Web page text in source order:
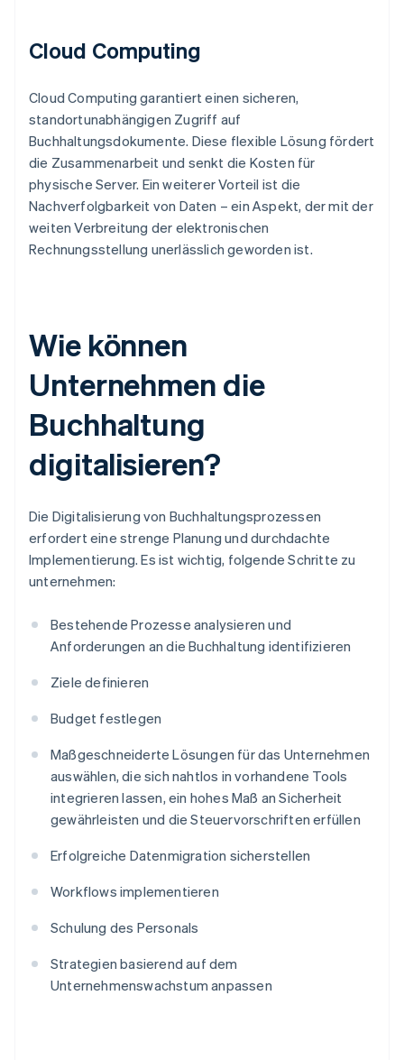
Cloud Computing
Cloud Computing garantiert einen sicheren,
standortunabhängigen Zugriff auf
Buchhaltungsdokumente. Diese flexible Lösung fördert
die Zusammenarbeit und senkt die Kosten für
physische Server. Ein weiterer Vorteil ist die
Nachverfolgbarkeit von Daten – ein Aspekt, der mit der
weiten Verbreitung der elektronischen
Rechnungsstellung unerlässlich geworden ist.
Wie können
Unternehmen die
Buchhaltung
digitalisieren?
Die Digitalisierung von Buchhaltungsprozessen
erfordert eine strenge Planung und durchdachte
Implementierung. Es ist wichtig, folgende Schritte zu
unternehmen:
Bestehende Prozesse analysieren und
Anforderungen an die Buchhaltung identifizieren
Ziele definieren
Budget festlegen
Maßgeschneiderte Lösungen für das Unternehmen
auswählen, die sich nahtlos in vorhandene Tools
integrieren lassen, ein hohes Maß an Sicherheit
gewährleisten und die Steuervorschriften erfüllen
Erfolgreiche Datenmigration sicherstellen
Workflows implementieren
Schulung des Personals
Strategien basierend auf dem
Unternehmenswachstum anpassen